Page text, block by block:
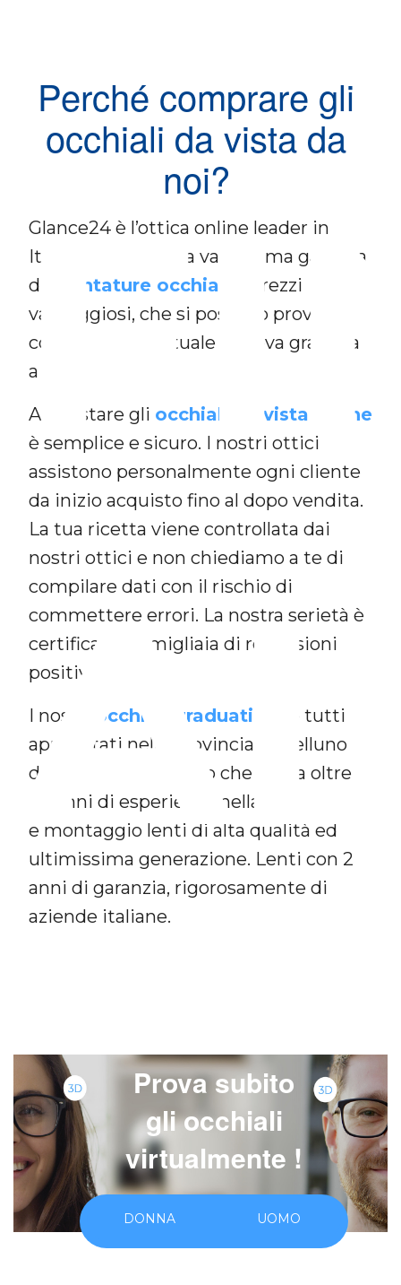
AL
Perché comprare gli
occhiali da vista da
noi?
Glance24 è l’ottica online leader in
Italia, che offre una vastissima gamma
di
montature occhiali
a prezzi
vantaggiosi, che si possono provare
con specchio virtuale o prova gratuita
a casa.
Acquistare gli occhiali da vista online
è semplice e sicuro. I nostri ottici
assistono personalmente ogni cliente
da inizio acquisto fino al dopo vendita.
La tua ricetta viene controllata dai
nostri ottici e non chiediamo a te di
compilare dati con il rischio di
commettere errori. La nostra serietà è
certificata da migliaia di recensioni
positive.
I nostri
occhiali graduati sono tutti
approntati nella provincia di Belluno
dal nostro laboratorio che vanta oltre
30 anni di esperienza nella confezione
e montaggio lenti di alta qualità ed
ultimissima generazione. Lenti con 2
anni di garanzia, rigorosamente di
aziende italiane.
Prova subito
gli occhiali
virtualmente !
DONNA UOMO